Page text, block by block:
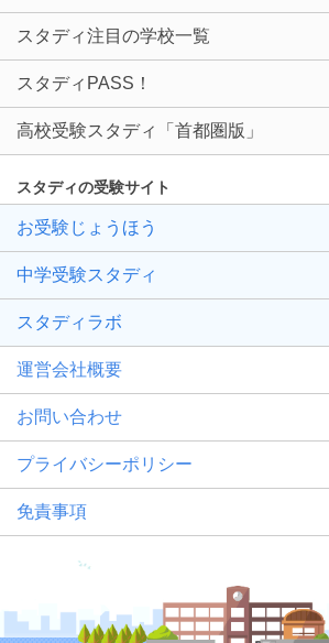
スタディ注目の学校一覧
スタディPASS！
高校受験スタディ「首都圏版」
スタディの受験サイト
お受験じょうほう
中学受験スタディ
スタディラボ
運営会社概要
お問い合わせ
プライバシーポリシー
免責事項